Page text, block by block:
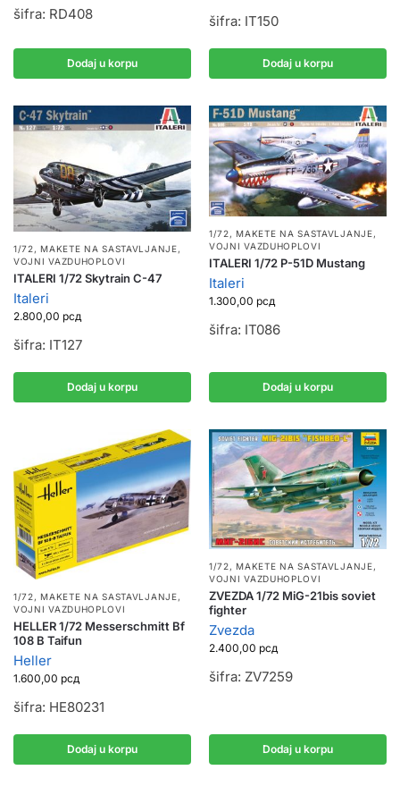
šifra: RD408
Dodaj u korpu
šifra: IT150
Dodaj u korpu
1/72,MAKETE NA SASTAVLJANJE,
VOJNI VAZDUHOPLOVI
ITALERI 1/72 Skytrain C-47
Italeri
2.800,00 рсд
šifra: IT127
Dodaj u korpu
1/72,MAKETE NA SASTAVLJANJE,
VOJNI VAZDUHOPLOVI
ITALERI 1/72 P-51D Mustang
Italeri
1.300,00 рсд
šifra: IT086
Dodaj u korpu
1/72,MAKETE NA SASTAVLJANJE,
VOJNI VAZDUHOPLOVI
HELLER 1/72 Messerschmitt Bf
108 B Taifun
Heller
1.600,00 рсд
šifra: HE80231
Dodaj u korpu
1/72,MAKETE NA SASTAVLJANJE,
VOJNI VAZDUHOPLOVI
ZVEZDA 1/72 MiG-21bis soviet
fighter
Zvezda
2.400,00 рсд
šifra: ZV7259
Dodaj u korpu